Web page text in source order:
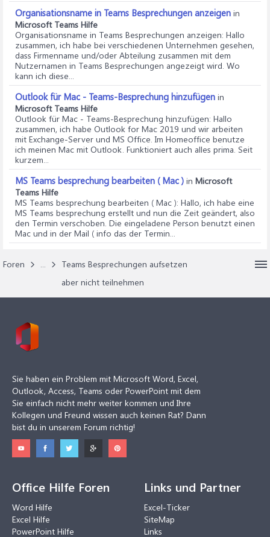
Organisationsname in Teams Besprechungen anzeigen in
Microsoft Teams Hilfe
Organisationsname in Teams Besprechungen anzeigen: Hallo
zusammen, ich habe bei verschiedenen Unternehmen gesehen,
dass Firmenname und/oder Abteilung zusammen mit dem
Nutzernamen in Teams Besprechungen angezeigt wird. Wo
kann ich diese...
Outlook für Mac - Teams-Besprechung hinzufügen in
Microsoft Teams Hilfe
Outlook für Mac - Teams-Besprechung hinzufügen: Hallo
zusammen, ich habe Outlook for Mac 2019 und wir arbeiten
mit Exchange-Server und MS Office. Im Homeoffice benutze
ich meinen Mac mit Outlook. Funktioniert auch alles prima. Seit
kurzem...
MS Teams besprechung bearbeiten ( Mac ) in Microsoft
Teams Hilfe
MS Teams besprechung bearbeiten ( Mac ): Hallo, ich habe eine
MS Teams besprechung erstellt und nun die Zeit geändert, also
den Termin verschoben. Die eingeladene Person benutzt einen
Mac und in der Mail ( info das der Termin...
Foren ...
Teams Besprechungen aufsetzen
aber nicht teilnehmen
Sie haben ein Problem mit Microsoft Word, Excel,
Outlook, Access, Teams oder PowerPoint mit dem
Sie einfach nicht mehr weiter kommen und Ihre
Kollegen und Freund wissen auch keinen Rat? Dann
bist du in unserem Forum richtig!
Office Hilfe Foren
Word Hilfe
Excel Hilfe
PowerPoint Hilfe
Links und Partner
Excel-Ticker
SiteMap
Links